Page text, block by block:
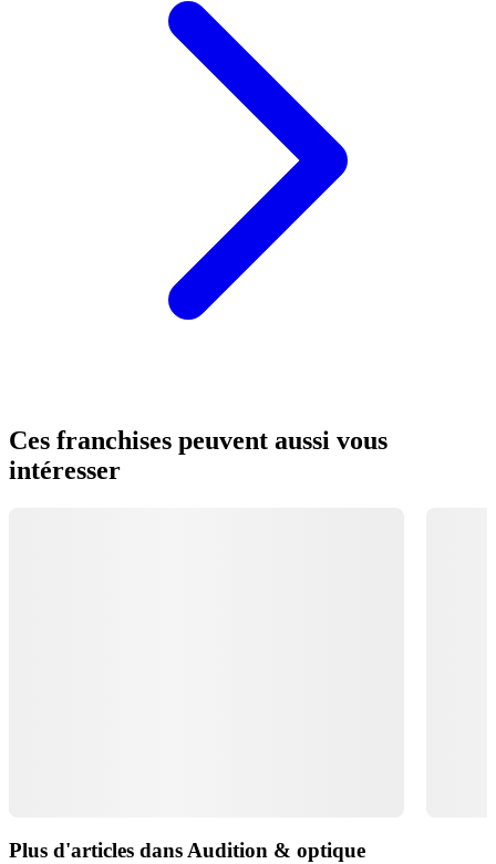
Ces franchises peuvent aussi vous
intéresser
Plus d'articles dans Audition & optique